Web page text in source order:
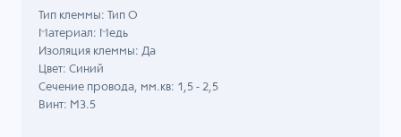
Тип клеммы: Тип О
Материал: Медь
Изоляция клеммы: Да
Цвет: Синий
Сечение провода, мм.кв: 1,5 - 2,5
Винт: M3.5